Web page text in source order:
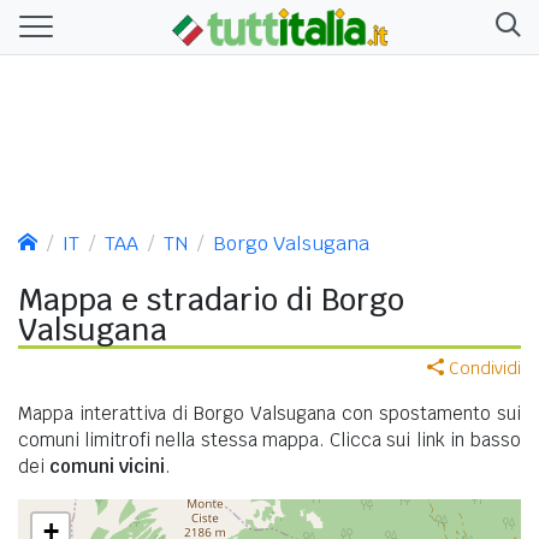
IT TAA TN Borgo Valsugana
Mappa e stradario di Borgo
Valsugana
Condividi
Mappa interattiva di Borgo Valsugana con spostamento sui
comuni limitrofi nella stessa mappa. Clicca sui link in basso
dei comuni vicini.
+